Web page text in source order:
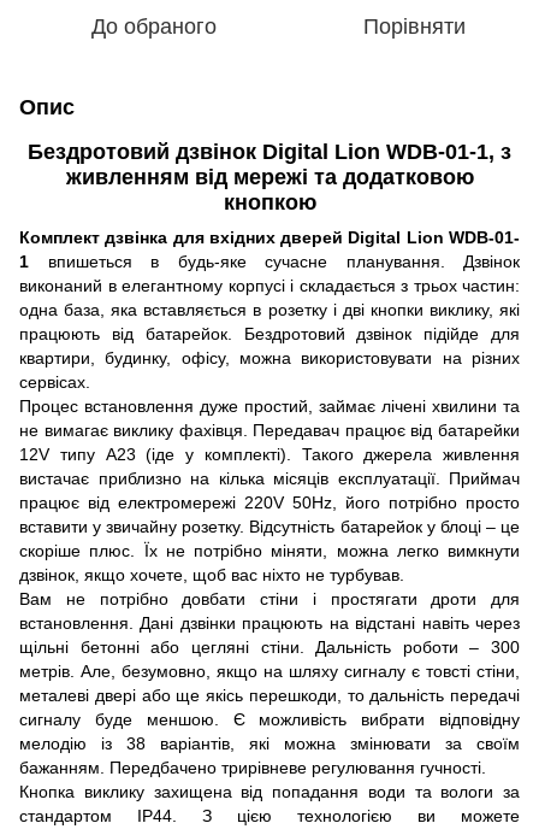
До обраного Порівняти
Опис
Бездротовий дзвінок Digital Lion WDB-01-1, з
живленням від мережі та додатковою
кнопкою
Комплект дзвінка для вхідних дверей Digital Lion WDB-01-
1 впишеться в будь-яке сучасне планування. Дзвінок
виконаний в елегантному корпусі і складається з трьох частин:
одна база, яка вставляється в розетку і дві кнопки виклику, які
працюють від батарейок. Бездротовий дзвінок підійде для
квартири, будинку, офісу, можна використовувати на різних
сервісах.
Процес встановлення дуже простий, займає лічені хвилини та
не вимагає виклику фахівця. Передавач працює від батарейки
12V типу A23 (іде у комплекті). Такого джерела живлення
вистачає приблизно на кілька місяців експлуатації. Приймач
працює від електромережі 220V 50Hz, його потрібно просто
вставити у звичайну розетку. Відсутність батарейок у блоці – це
скоріше плюс. Їх не потрібно міняти, можна легко вимкнути
дзвінок, якщо хочете, щоб вас ніхто не турбував.
Вам не потрібно довбати стіни і простягати дроти для
встановлення. Дані дзвінки працюють на відстані навіть через
щільні бетонні або цегляні стіни. Дальність роботи – 300
метрів. Але, безумовно, якщо на шляху сигналу є товсті стіни,
металеві двері або ще якісь перешкоди, то дальність передачі
сигналу буде меншою. Є можливість вибрати відповідну
мелодію із 38 варіантів, які можна змінювати за своїм
бажанням. Передбачено трирівневе регулювання гучності.
Кнопка виклику захищена від попадання води та вологи за
стандартом IP44. З цією технологією ви можете